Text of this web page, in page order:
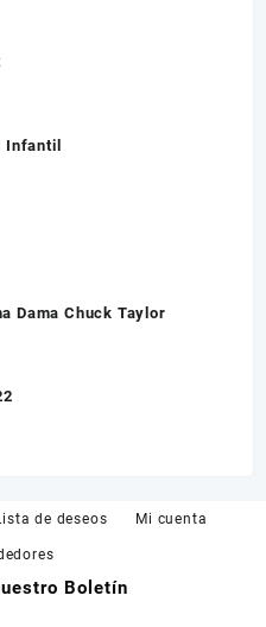
Infantil
Dama Chuck Taylor
de deseos Mi cuenta
Boletín